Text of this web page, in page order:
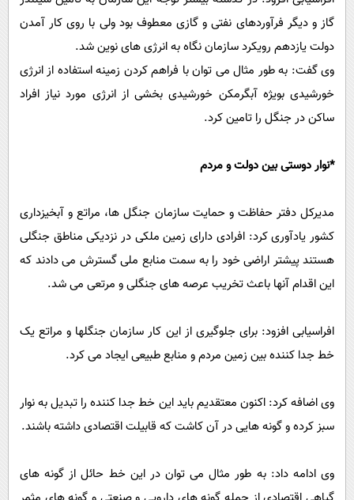
سیاست خارجی
گاز و دیگر فرآوردهای نفتی و گازی معطوف بود ولی با روی کار آمدن
دولت یازدهم رویکرد سازمان نگاه به انرژی های نوین شد.
وی گفت: به طور مثال می توان با فراهم کردن زمینه استفاده از انرژی
خورشیدی بویژه آبگرمکن خورشیدی بخشی از انرژی مورد نیاز افراد
ساکن در جنگل را تامین کرد.
*نوار دوستی بین دولت و مردم
مدیرکل دفتر حفاظت و حمایت سازمان جنگل ها، مراتع و آبخیزداری
کشور یادآوری کرد: افرادی دارای زمین ملکی در نزدیکی مناطق جنگلی
هستند پیشتر اراضی خود را به سمت منابع ملی گسترش می دادند که
این اقدام آنها باعث تخریب عرصه های جنگلی و مرتعی می شد.
افراسیابی افزود: برای جلوگیری از این کار سازمان جنگلها و مراتع یک
خط جدا کننده بین زمین مردم و منابع طبیعی ایجاد می کرد.
وی اضافه کرد: اکنون معتقدیم باید این خط جدا کننده را تبدیل به نوار
سبز کرده و گونه هایی در آن کاشت که قابیلت اقتصادی داشته باشند.
وی ادامه داد: به طور مثال می توان در این خط حائل از گونه های